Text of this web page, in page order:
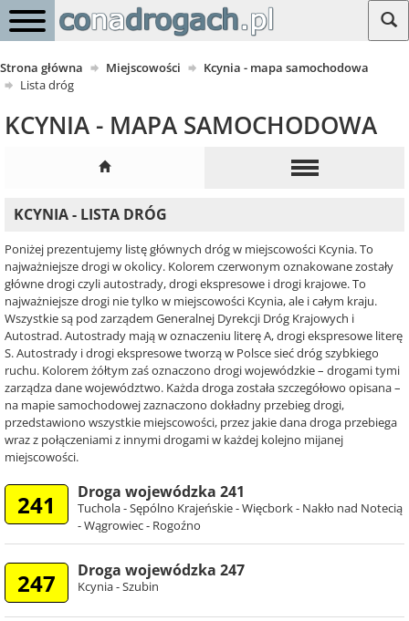
Strona główna Miejscowości
Kcynia - mapa samochodowa
Lista dróg
KCYNIA - MAPA SAMOCHODOWA
KCYNIA - LISTA DRÓG
Poniżej prezentujemy listę głównych dróg w miejscowości Kcynia. To
najważniejsze drogi w okolicy. Kolorem czerwonym oznakowane zostały
główne drogi czyli autostrady, drogi ekspresowe i drogi krajowe. To
najważniejsze drogi nie tylko w miejscowości Kcynia, ale i całym kraju.
Wszystkie są pod zarządem Generalnej Dyrekcji Dróg Krajowych i
Autostrad. Autostrady mają w oznaczeniu literę A, drogi ekspresowe literę
S. Autostrady i drogi ekspresowe tworzą w Polsce sieć dróg szybkiego
ruchu. Kolorem żółtym zaś oznaczono drogi wojewódzkie – drogami tymi
zarządza dane województwo. Każda droga została szczegółowo opisana –
na mapie samochodowej zaznaczono dokładny przebieg drogi,
przedstawiono wszystkie miejscowości, przez jakie dana droga przebiega
wraz z połączeniami z innymi drogami w każdej kolejno mijanej
miejscowości.
241 Droga wojewódzka 241
Tuchola - Sępólno Krajeńskie - Więcbork - Nakło nad Notecią
- Wągrowiec - Rogoźno
247 Droga wojewódzka 247
Kcynia - Szubin